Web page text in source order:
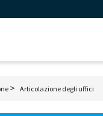
Articolazione degli uffici